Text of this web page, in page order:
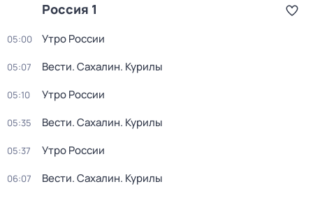
Россия 1
05:00 Утро России
05:07 Вести. Сахалин. Курилы
05:10 Утро России
05:35 Вести. Сахалин. Курилы
05:37 Утро России
06:07 Вести. Сахалин. Курилы